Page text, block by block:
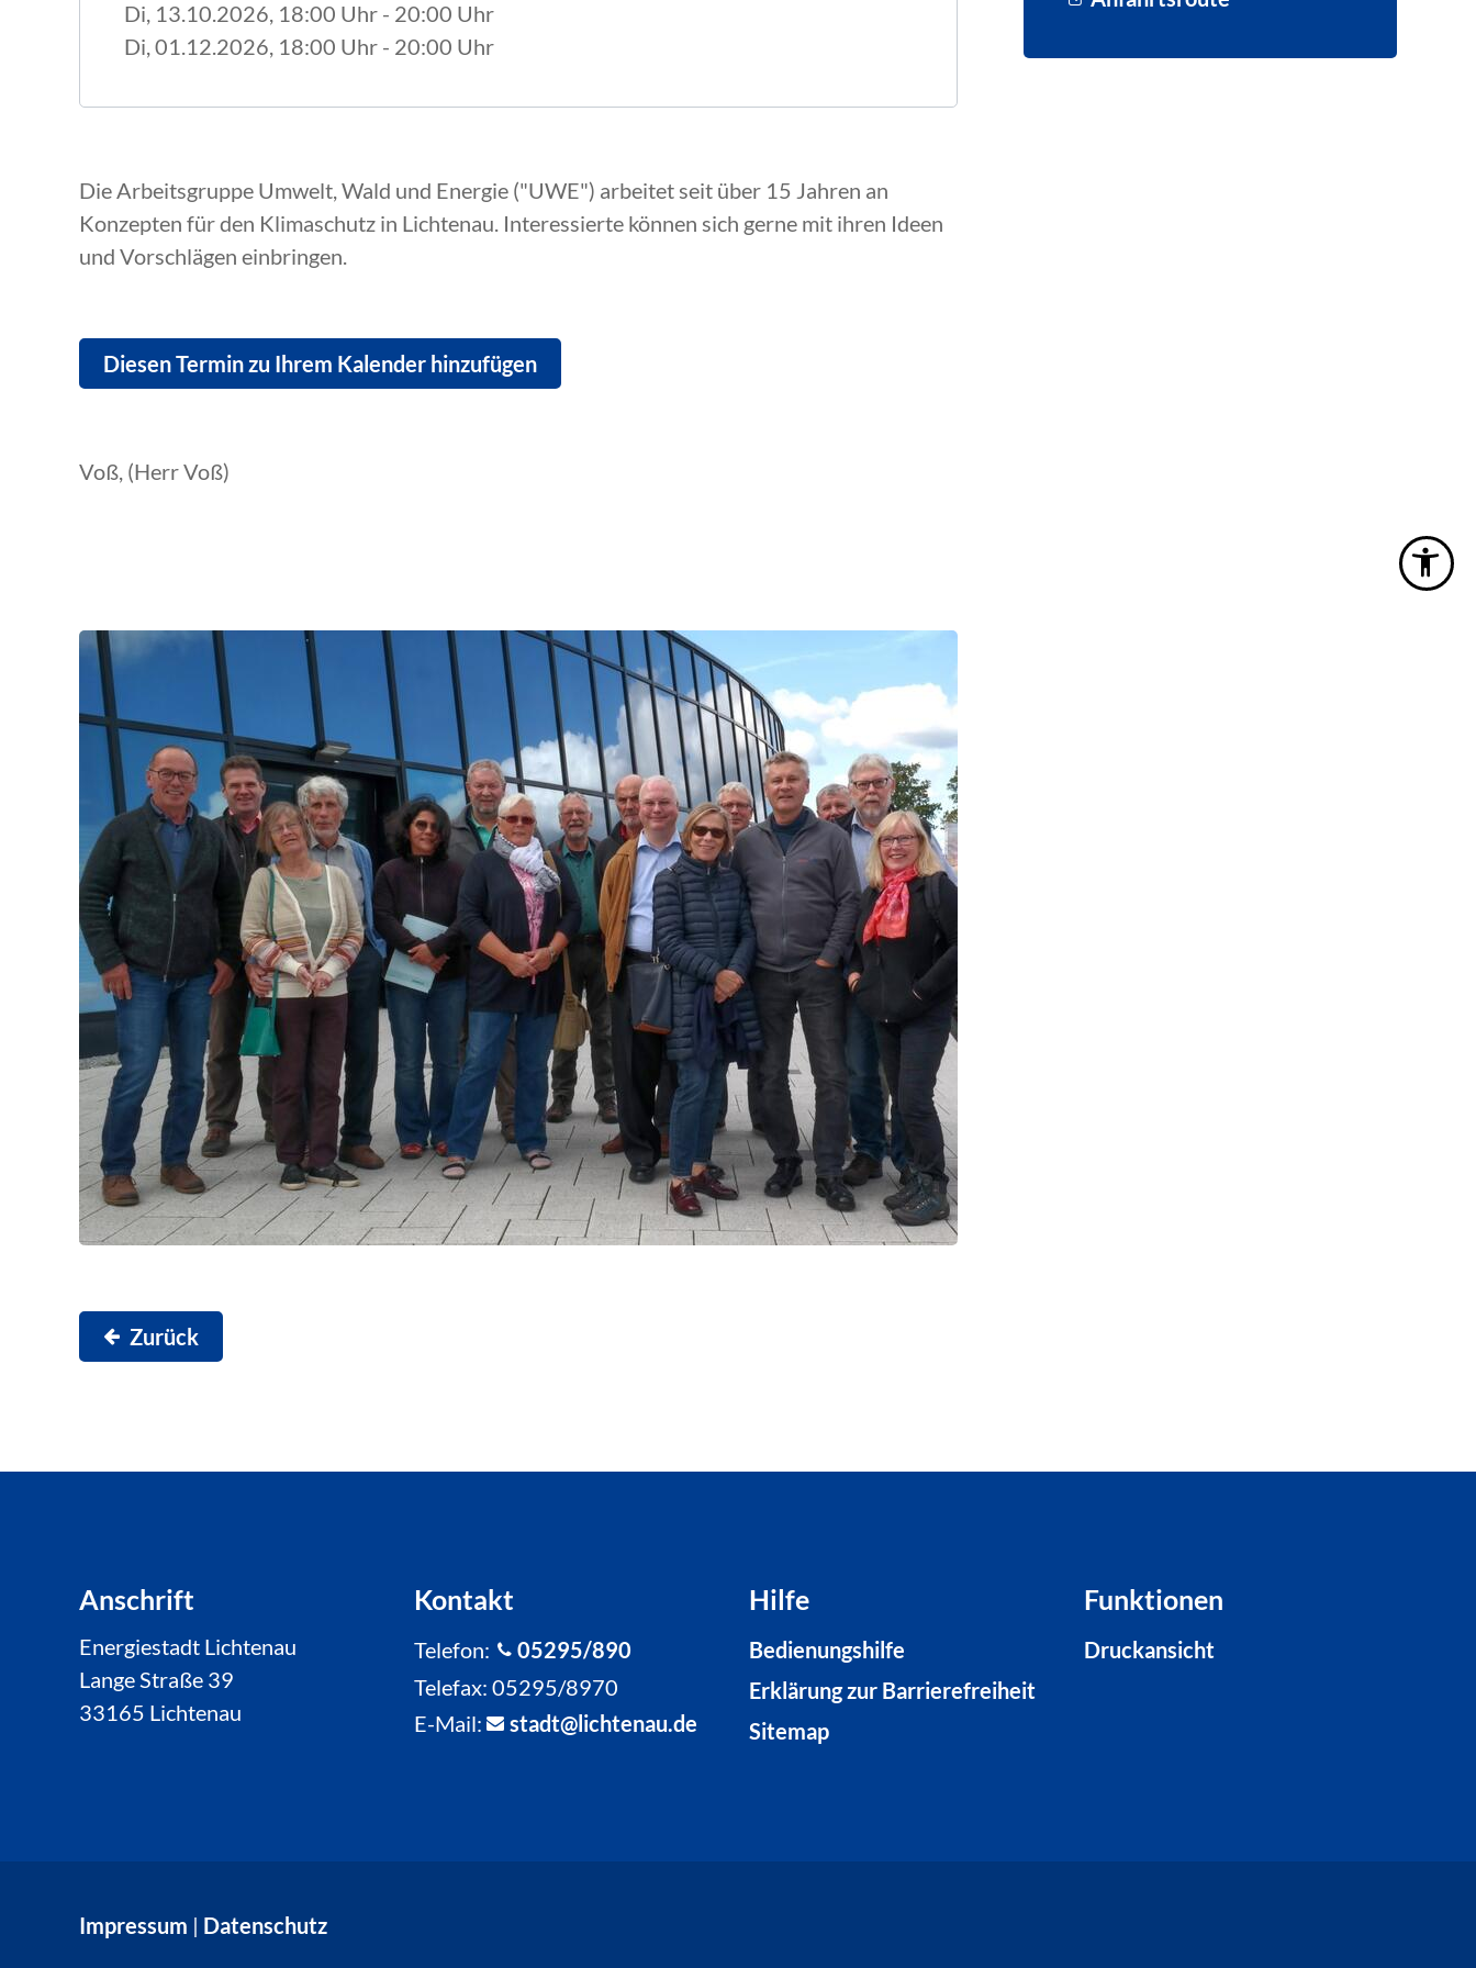
Di, 13.10.2026, 18:00 Uhr - 20:00 Uhr
Di, 01.12.2026, 18:00 Uhr - 20:00 Uhr
Die Arbeitsgruppe Umwelt, Wald und Energie ("UWE") arbeitet seit über 15 Jahren an
Konzepten für den Klimaschutz in Lichtenau. Interessierte können sich gerne mit ihren Ideen
und Vorschlägen einbringen.
Diesen Termin zu Ihrem Kalender hinzufügen
Voß, (Herr Voß)
Zurück
Anschrift
Energiestadt Lichtenau
Lange Straße 39
33165 Lichtenau
Kontakt
Telefon:
05295/890
Telefax: 05295/8970
E-Mail:
st dt l cht n d
Hilfe
Bedienungshilfe
Erklärung zur Barrierefreiheit
Sitemap
Funktionen
Druckansicht
Impressum | Datenschutz